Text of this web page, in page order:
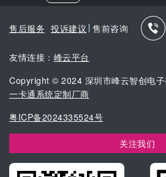
售后服务 投诉建议 售前咨询
友情连接： 峰云平台
Copyright © 2024 深圳市峰云智创电
一卡通系统定制厂商
粤ICP备2024335524号
关注我们